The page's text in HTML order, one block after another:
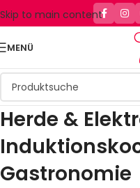
Skip to main content
MENÜ
Herde &
Gastronomie